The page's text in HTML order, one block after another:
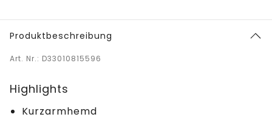
Produktbeschreibung
Art. Nr.: D33010815596
Highlights
Kurzarmhemd